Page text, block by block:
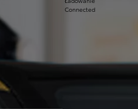
Connected